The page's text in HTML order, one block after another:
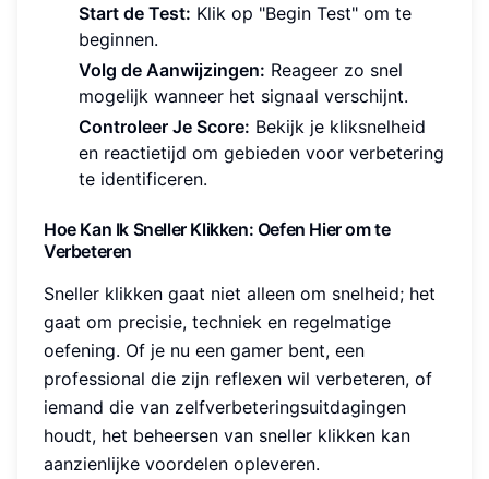
Start de Test: Klik op "Begin Test" om te
beginnen.
Volg de Aanwijzingen: Reageer zo snel
mogelijk wanneer het signaal verschijnt.
Controleer Je Score: Bekijk je kliksnelheid
en reactietijd om gebieden voor verbetering
te identificeren.
Hoe Kan Ik Sneller Klikken: Oefen Hier om te
Verbeteren
Sneller klikken gaat niet alleen om snelheid; het
gaat om precisie, techniek en regelmatige
oefening. Of je nu een gamer bent, een
professional die zijn reflexen wil verbeteren, of
iemand die van zelfverbeteringsuitdagingen
houdt, het beheersen van sneller klikken kan
aanzienlijke voordelen opleveren.